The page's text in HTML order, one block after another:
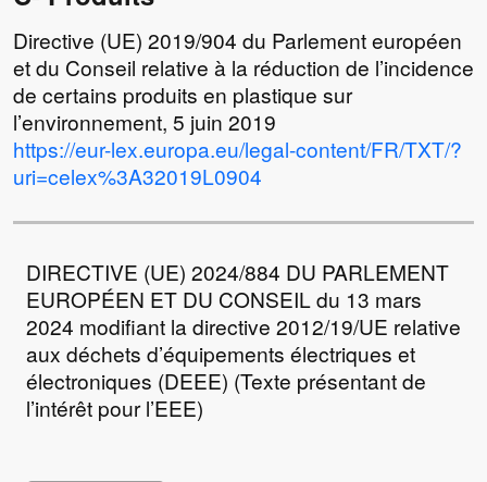
Directive (UE) 2019/904 du Parlement européen
et du Conseil relative à la réduction de l’incidence
de certains produits en plastique sur
l’environnement, 5 juin 2019
https://eur-lex.europa.eu/legal-content/FR/TXT/?
uri=celex%3A32019L0904
DIRECTIVE (UE) 2024/884 DU PARLEMENT
EUROPÉEN ET DU CONSEIL du 13 mars
2024 modifiant la directive 2012/19/UE relative
aux déchets d’équipements électriques et
électroniques (DEEE) (Texte présentant de
l’intérêt pour l’EEE)